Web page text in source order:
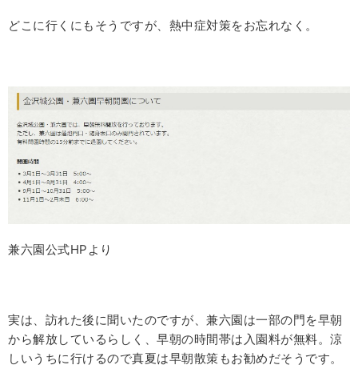
どこに行くにもそうですが、熱中症対策をお忘れなく。
兼六園公式HPより
実は、訪れた後に聞いたのですが、兼六園は一部の門を早朝
から解放しているらしく、早朝の時間帯は入園料が無料。涼
しいうちに行けるので真夏は早朝散策もお勧めだそうです。